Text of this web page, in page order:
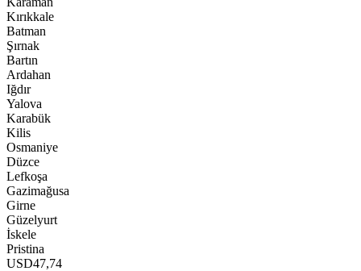
Kırıkkale
Batman
Şırnak
Bartın
Ardahan
Iğdır
Yalova
Karabük
Kilis
Osmaniye
Düzce
Lefkoşa
Gazimağusa
Girne
Güzelyurt
İskele
Pristina
USD47,74